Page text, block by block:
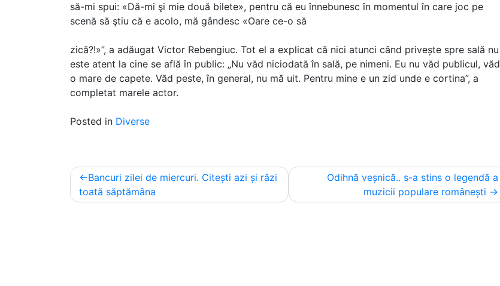
să-mi spui: «Dă-mi şi mie două bilete», pentru că eu înnebunesc în momentul în care joc pe
scenă să ştiu că e acolo, mă gândesc «Oare ce-o să
zică?!»”, a adăugat Victor Rebengiuc. Tot el a explicat că nici atunci când privește spre sală nu
este atent la cine se află în public: „Nu văd niciodată în sală, pe nimeni. Eu nu văd publicul, văd
o mare de capete. Văd peste, în general, nu mă uit. Pentru mine e un zid unde e cortina”, a
completat marele actor.
Posted in Diverse
Post
navigation
Bancuri zilei de miercuri. Citești azi și râzi
toată săptămâna
Odihnă veșnică.. s-a stins o legendă a
muzicii populare românești